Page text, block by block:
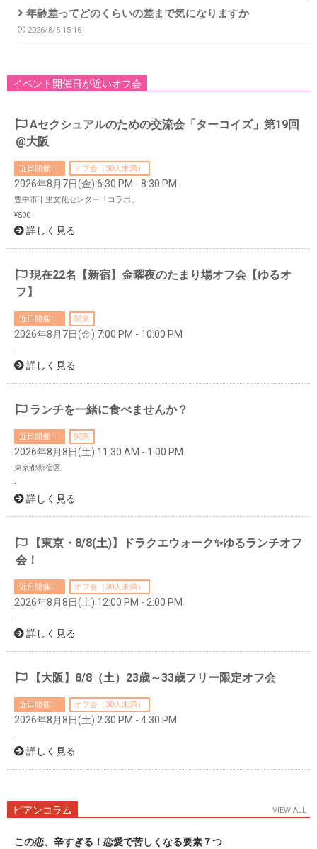
年齢差ってどのくらいの差まで気になりますか
2026/8/5 15:16
イベント開催日が近いオフ会
Aセクシュアルのための交流会「ターコイズ」第19回
@大阪
近日開催！ オフ会（30人未満）
2026年8月7日(金) 6:30 PM - 8:30 PM
豊中市千里文化センター「コラボ」
¥500
詳しく見る
現在22名【新宿】金曜夜のたまり場オフ会【ゆるオ
フ】
近日開催！ 関東
2026年8月7日(金) 7:00 PM - 10:00 PM
-
詳しく見る
ランチを一緒に食べませんか？
近日開催！ 関東
2026年8月8日(土) 11:30 AM - 1:00 PM
東京都新宿区
-
詳しく見る
【東京・8/8(土)】ドラクエウォーク✨ゆるランチオフ
会！
近日開催！ オフ会（30人未満）
2026年8月8日(土) 12:00 PM - 2:00 PM
-
詳しく見る
【大阪】8/8（土）23歳～33歳フリー限定オフ会
近日開催！ オフ会（30人未満）
2026年8月8日(土) 2:30 PM - 4:30 PM
-
詳しく見る
ビアンコラム VIEW ALL
この恋、辛すぎる！恋愛で苦しくなる要素７つ